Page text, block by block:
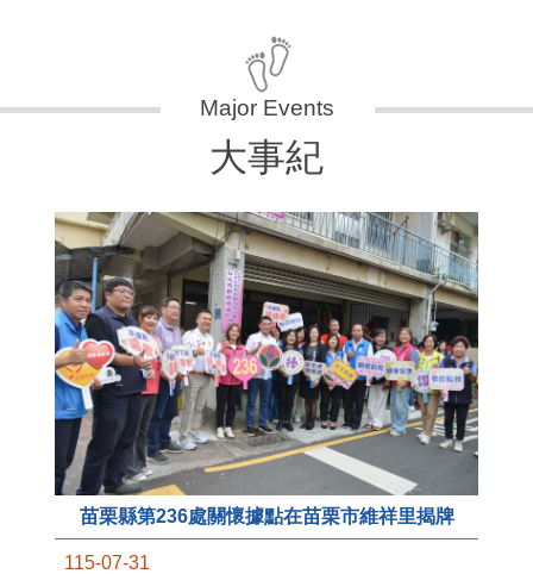
大事紀
苗栗縣第236處關懷據點在苗栗市維祥里揭牌
115-07-31